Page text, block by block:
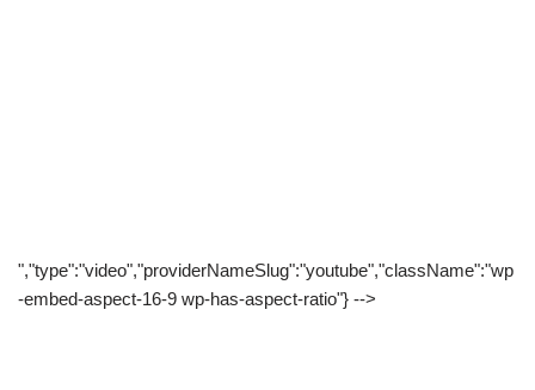
","type":"video","providerNameSlug":"youtube","className":"wp
-embed-aspect-16-9 wp-has-aspect-ratio"} -->